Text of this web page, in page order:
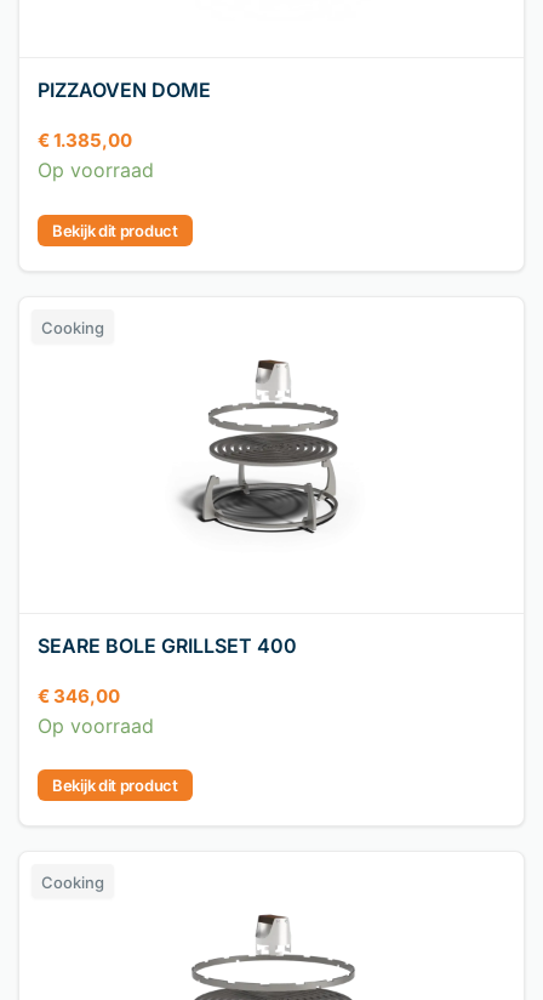
PIZZAOVEN DOME
€1.385,00
Op voorraad
Bekijk dit product
SEARE BOLE GRILLSET 400
Cooking
€ 346,00
Op voorraad
Bekijk dit product
Cooking